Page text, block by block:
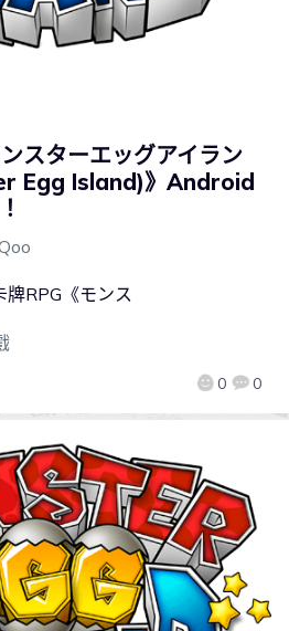
スターエッグアイラン
Egg Island)》Android
0 0
牌RPG《モンス